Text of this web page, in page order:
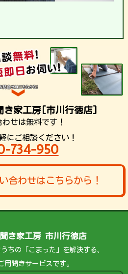
き家工房[市川行徳店]
せは無料です！
にご相談ください！
734-950
合わせはこちらから！
き家工房 市川行徳店
ちの「こまった」を解決する、
用聞きサービスです。